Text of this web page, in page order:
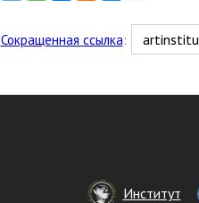
Сокращенная ссылка:
Институт